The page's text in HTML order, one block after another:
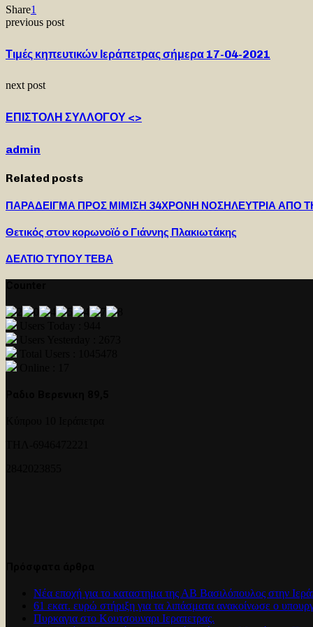
Share1
previous post
Τιμές κηπευτικών Ιεράπετρας σήμερα 17-04-2021
next post
ΕΠΙΣΤΟΛΗ ΣΥΛΛΟΓΟΥ <>
admin
Related posts
ΠΑΡΑΔΕΙΓΜΑ ΠΡΟΣ ΜΙΜΙΣΗ 34ΧΡΟΝΗ ΝΟΣΗΛΕΥΤΡΙΑ ΑΠΟ
Θετικός στον κορωνοϊό ο Γιάννης Πλακιωτάκης
ΔΕΛΤΙΟ ΤΥΠΟΥ ΤΕΒΑ
Νέα εποχή για το καταστημα της ΑΒ Βασιλόπουλος στην
61 εκατ. ευρώ στήριξη για τα λιπάσματα ανακοίνωσε ο
Πυρκαγια στο Κουτσουναρι Ιεραπετρας.